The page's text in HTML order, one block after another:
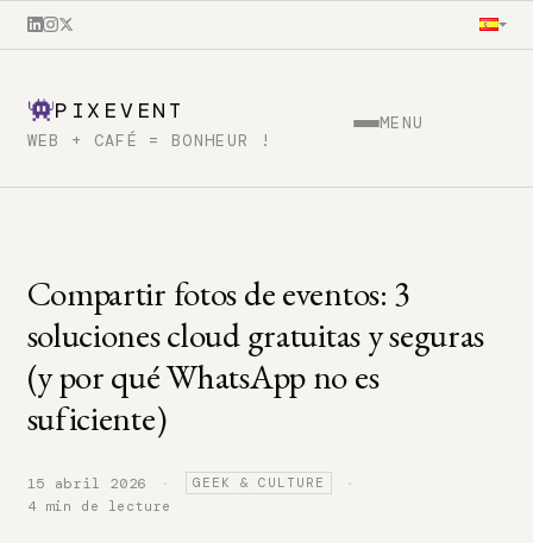
PIXEVENT
WEB + CAFÉ = BONHEUR !
MENU
Compartir fotos de eventos: 3
soluciones cloud gratuitas y seguras
(y por qué WhatsApp no es
suficiente)
15 abril 2026 · GEEK & CULTURE ·
4 min de lecture